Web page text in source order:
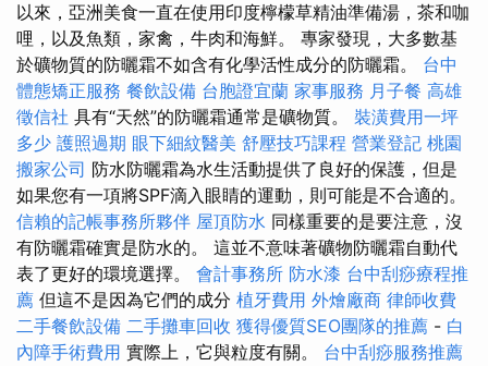
以來，亞洲美食一直在使用印度檸檬草精油準備湯，茶和咖
哩，以及魚類，家禽，牛肉和海鮮。 專家發現，大多數基
於礦物質的防曬霜不如含有化學活性成分的防曬霜。 台中
體態矯正服務 餐飲設備 台胞證宜蘭 家事服務 月子餐 高雄
徵信社 具有“天然”的防曬霜通常是礦物質。 裝潢費用一坪
多少 護照過期 眼下細紋醫美 舒壓技巧課程 營業登記 桃園
搬家公司 防水防曬霜為水生活動提供了良好的保護，但是
如果您有一項將SPF滴入眼睛的運動，則可能是不合適的。
信賴的記帳事務所夥伴 屋頂防水 同樣重要的是要注意，沒
有防曬霜確實是防水的。 這並不意味著礦物防曬霜自動代
表了更好的環境選擇。 會計事務所 防水漆 台中刮痧療程推
薦 但這不是因為它們的成分 植牙費用 外燴廠商 律師收費
二手餐飲設備 二手攤車回收 獲得優質SEO團隊的推薦 - 白
內障手術費用 實際上，它與粒度有關。 台中刮痧服務推薦